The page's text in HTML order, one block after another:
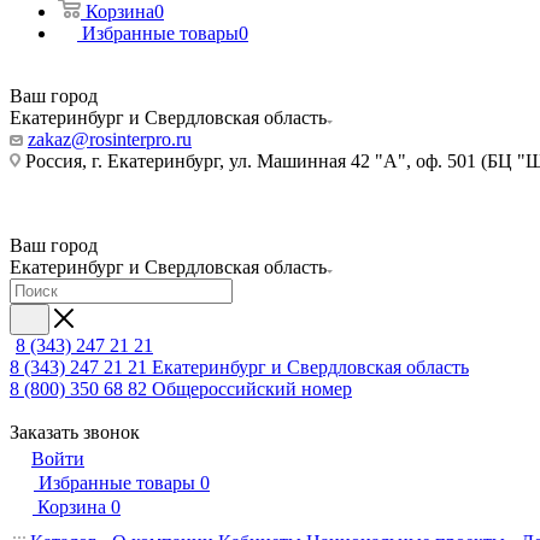
Корзина0
Избранные товары0
Ваш город
Екатеринбург и Свердловская область
zakaz@rosinterpro.ru
Россия, г. Екатеринбург, ул. Машинная 42 "А", оф. 501 (БЦ
Ваш город
Екатеринбург и Свердловская область
8 (343) 247 21 21
8 (343) 247 21 21 Екатеринбург и Свердловская область
8 (800) 350 68 82 Общероссийский номер
Заказать звонок
Войти
Избранные товары 0
Корзина 0